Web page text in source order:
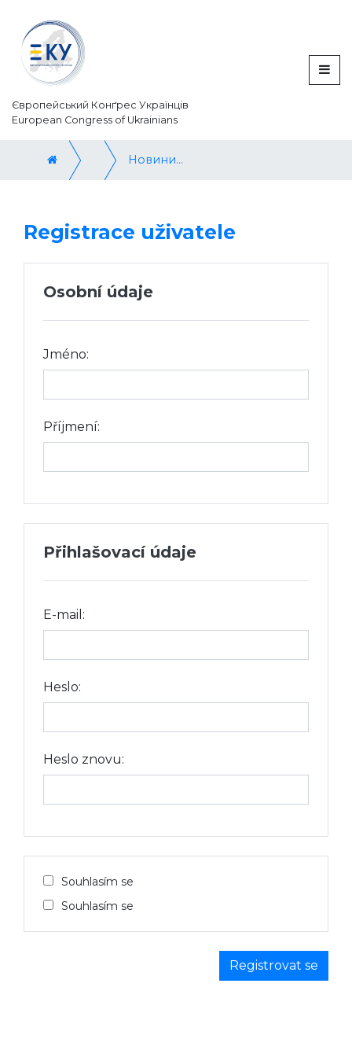
Європейський Конґрес Українців
European Congress of Ukrainians
Новини / News
Registrace uživatele
Osobní údaje
Jméno:
Příjmení:
Přihlašovací údaje
E-mail:
Heslo:
Heslo znovu:
Souhlasím se
Souhlasím se